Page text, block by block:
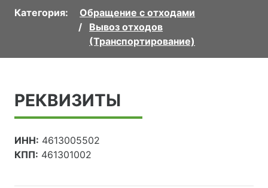
Категория:
Обращение с отходами
Вывоз отходов
(Транспортирование)
РЕКВИЗИТЫ
ИНН: 4613005502
КПП: 461301002